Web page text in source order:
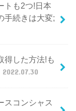
トも2つ!日本
手続きは大変;
得した方法!も
2022.07.30
スコンシャス